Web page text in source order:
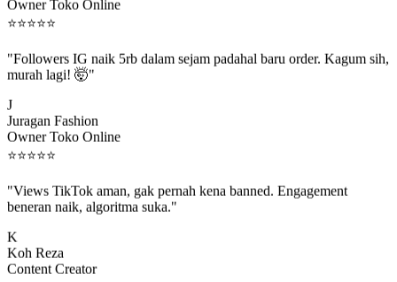
⭐⭐⭐⭐⭐
murah lagi! 🤯"
Juragan Fashion
Owner Toko Online
⭐⭐⭐⭐⭐
beneran naik, algoritma suka."
Koh Reza
Content Creator
⭐⭐⭐⭐⭐